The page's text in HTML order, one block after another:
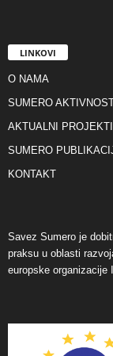
LINKOVI
O NAMA
SUMERO
AKTUALNI PROJEKTI
SUMERO
KONTAKT
Savez Sumero je
praksu u oblasti
europske organizacije